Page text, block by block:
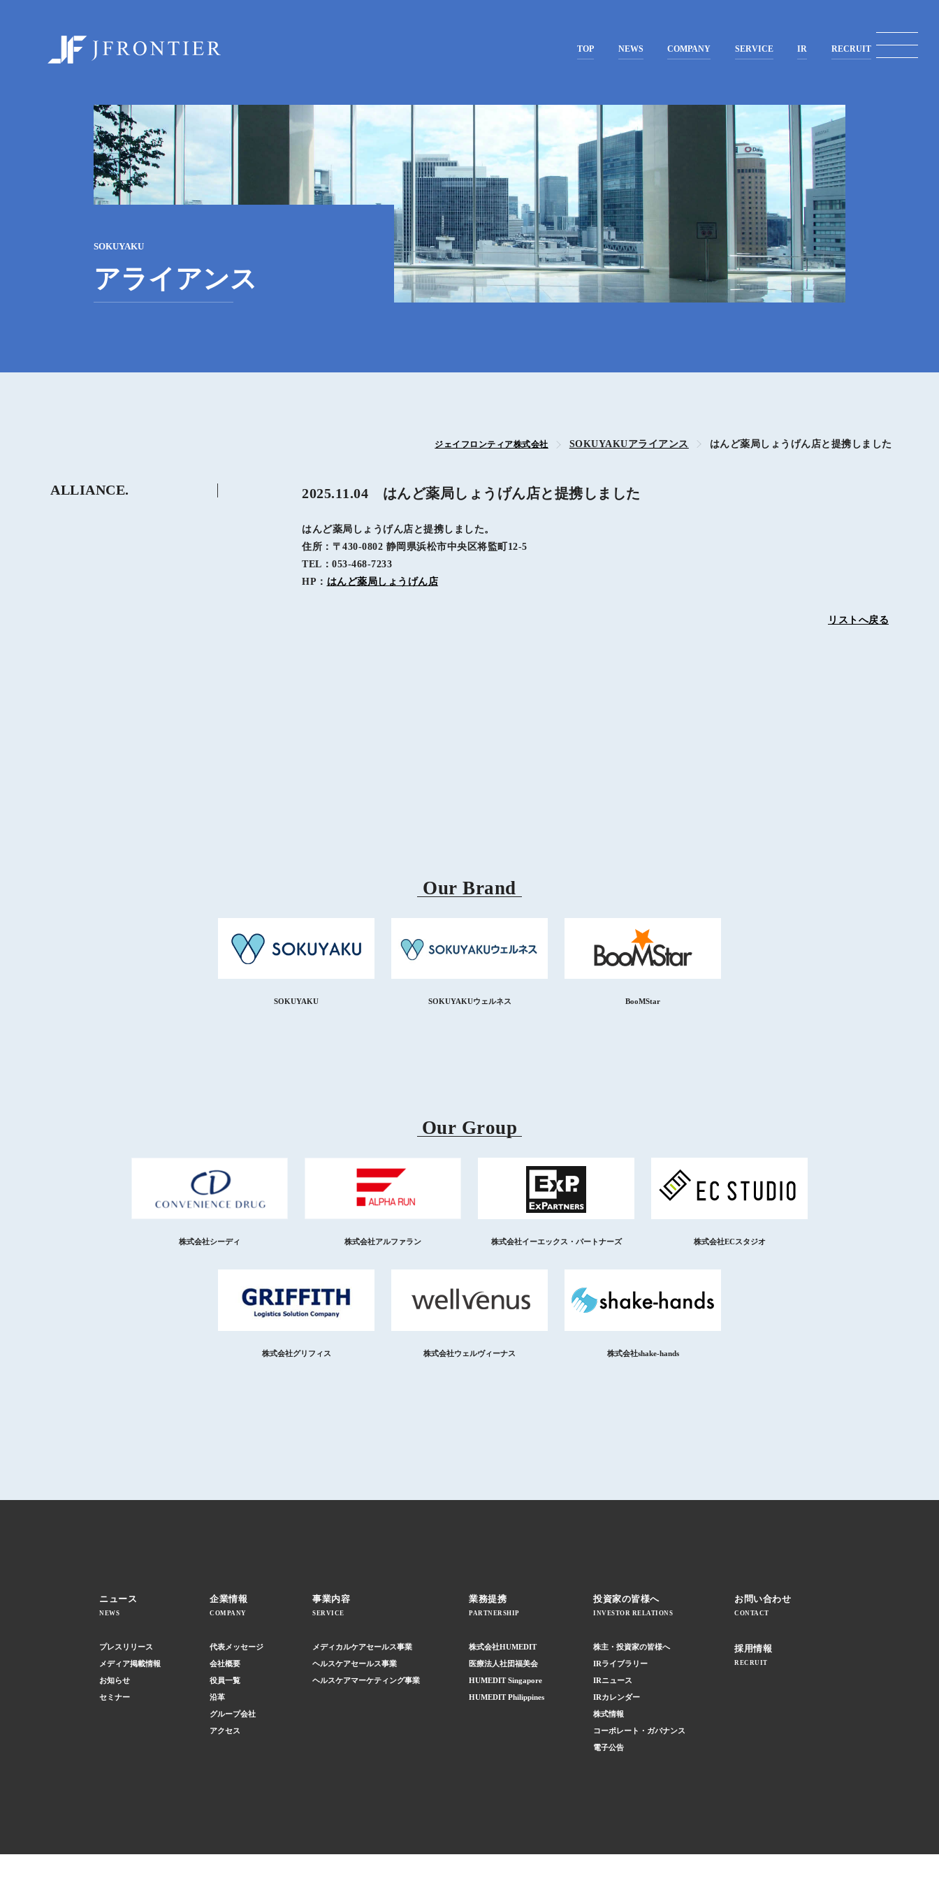
TOP NEWS COMPANY SERVICE IR RECRUIT
SOKUYAKU
アライアンス
ジェイフロンティア株式会社 SOKUYAKUアライアンス はんど薬局しょうげん店と提携しました
ALLIANCE. 2025.11.04 はんど薬局しょうげん店と提携しました
はんど薬局しょうげん店と提携しました。
住所：〒430-0802 静岡県浜松市中央区将監町12-5
TEL：053-468-7233
HP： はんど薬局しょうげん店
リストへ戻る
Our Brand
SOKUYAKU SOKUYAKUウェルネス BooMStar
Our Group
株式会社シーディ 株式会社アルファラン 株式会社イーエックス・パートナーズ 株式会社ECスタジオ
株式会社グリフィス 株式会社ウェルヴィーナス 株式会社shake-hands
ニュース
NEWS
プレスリリース
メディア掲載情報
お知らせ
セミナー
企業情報
COMPANY
代表メッセージ
会社概要
役員一覧
沿革
グループ会社
アクセス
事業内容
SERVICE
メディカルケアセールス事業
ヘルスケアセールス事業
ヘルスケアマーケティング事業
業務提携
PARTNERSHIP
株式会社HUMEDIT
医療法人社団福美会
HUMEDIT Singapore
HUMEDIT Philippines
投資家の皆様へ
INVESTOR RELATIONS
株主・投資家の皆様へ
IRライブラリー
IRニュース
IRカレンダー
株式情報
コーポレート・ガバナンス
電子公告
お問い合わせ
CONTACT
採用情報
RECRUIT